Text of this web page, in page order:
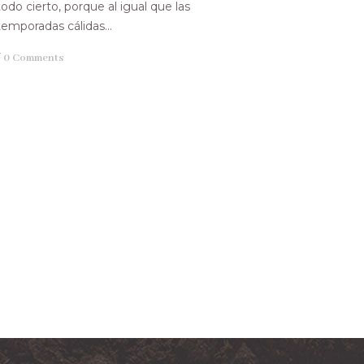
cierto, porque al igual que las
cálidas...
0 Comments